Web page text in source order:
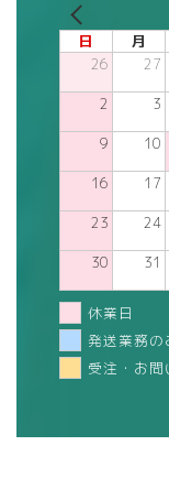
日 月
26 27
2 3
9 10
16 17
23 24
30 31
休業日
発送業務の
受注・お問